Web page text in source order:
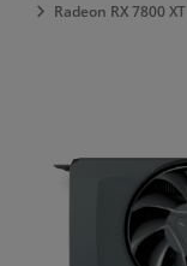
Radeon RX 7800 XT